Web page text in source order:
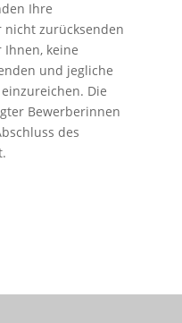
Ihre
zurücksenden
keine
und jegliche
Die
Bewerberinnen
des